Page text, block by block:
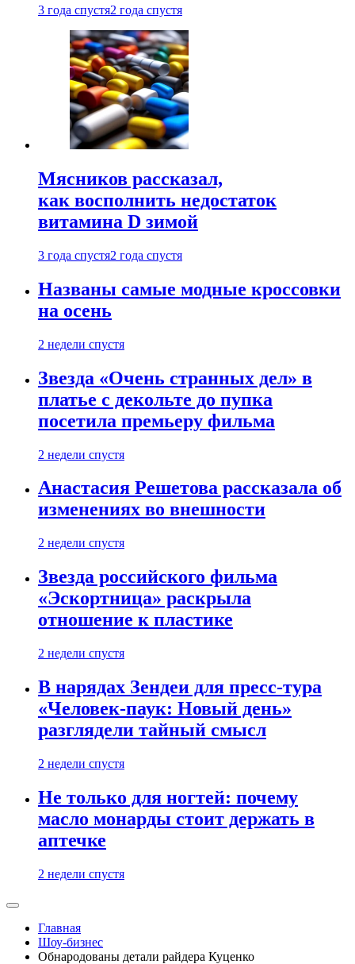
3 года спустя2 года спустя
Мясников рассказал,
как восполнить недостаток
витамина D зимой
3 года спустя2 года спустя
Названы самые модные кроссовки
на осень
2 недели спустя
Звезда «Очень странных дел» в
платье с декольте до пупка
посетила премьеру фильма
2 недели спустя
Анастасия Решетова рассказала об
изменениях во внешности
2 недели спустя
Звезда российского фильма
«Эскортница» раскрыла
отношение к пластике
2 недели спустя
В нарядах Зендеи для пресс-тура
«Человек-паук: Новый день»
разглядели тайный смысл
2 недели спустя
Не только для ногтей: почему
масло монарды стоит держать в
аптечке
2 недели спустя
Главная
Шоу-бизнес
Обнародованы детали райдера Куценко